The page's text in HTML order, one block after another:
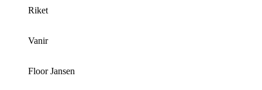
Riket
Vanir
Floor Jansen